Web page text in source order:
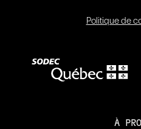
Politique de
À